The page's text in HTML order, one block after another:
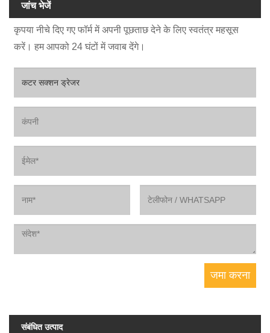
जांच भेजें
कृपया नीचे दिए गए फॉर्म में अपनी पूछताछ देने के लिए स्वतंत्र महसूस
करें। हम आपको 24 घंटों में जवाब देंगे।
संबंधित उत्पाद